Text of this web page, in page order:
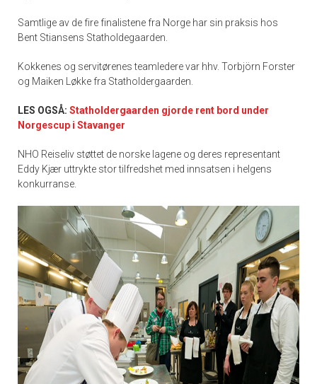
Samtlige av de fire finalistene fra Norge har sin praksis hos
Bent Stiansens Statholdegaarden.
Kokkenes og servitørenes teamledere var hhv. Torbjörn Forster
og Maiken Løkke fra Statholdergaarden.
LES OGSÅ: Statholdergaarden gjorde rent bord under
Norgescup i Stavanger
NHO Reiseliv støttet de norske lagene og deres representant
Eddy Kjær uttrykte stor tilfredshet med innsatsen i helgens
konkurranse.